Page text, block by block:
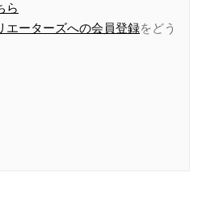
ら
エーターズへの会員登録をどう